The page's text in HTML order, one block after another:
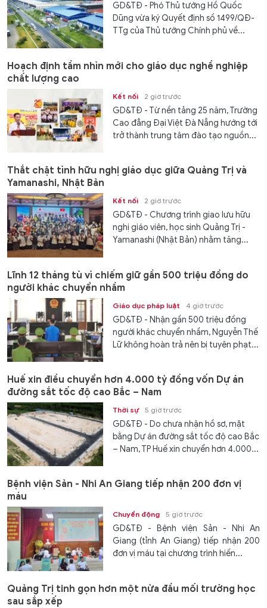
GD&TĐ - Phó Thủ tướng Hồ Quốc
Dũng vừa ký Quyết định số 1499/QĐ-
TTg của Thủ tướng Chính phủ về...
Hoạch định tầm nhìn mới cho giáo dục nghề nghiệp
chất lượng cao
Kết nối 2 giờ trước
GD&TĐ - Từ nền tảng 25 năm, Trường
Cao đẳng Đại Việt Đà Nẵng hướng tới
trở thành trung tâm đào tạo nguồn...
Thắt chặt tình hữu nghị giáo dục giữa Quảng Trị và
Yamanashi, Nhật Bản
Kết nối 2 giờ trước
GD&TĐ - Chương trình giao lưu hữu
nghị giáo viên, học sinh Quảng Trị -
Yamanashi (Nhật Bản) nhằm tăng...
Lĩnh 12 tháng tù vì chiếm giữ gần 500 triệu đồng do
người khác chuyển nhầm
Giáo dục pháp luật 4 giờ trước
GD&TĐ - Nhận gần 500 triệu đồng
người khác chuyển nhầm, Nguyễn Thế
Lữ không hoàn trả nên bị tuyên phạt...
Huế xin điều chuyển hơn 4.000 tỷ đồng vốn Dự án
đường sắt tốc độ cao Bắc – Nam
Thời sự 5 giờ trước
GD&TĐ - Do chưa nhận hồ sơ, mặt
bằng Dự án đường sắt tốc độ cao Bắc
– Nam, TP Huế xin chuyển hơn 4.000...
Bệnh viện Sản - Nhi An Giang tiếp nhận 200 đơn vị
máu
Chuyển động 5 giờ trước
GD&TĐ - Bệnh viện Sản - Nhi An
Giang (tỉnh An Giang) tiếp nhận 200
đơn vị máu tại chương trình hiến...
Quảng Trị tinh gọn hơn một nửa đầu mối trường học
sau sắp xếp